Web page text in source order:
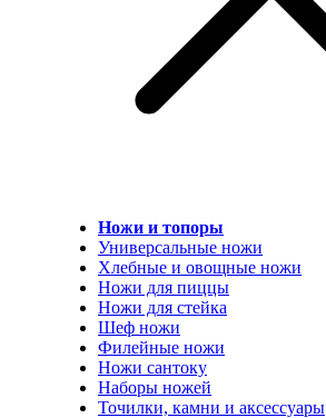
Ножи и топоры
Универсальные ножи
Хлебные и овощные ножи
Ножи для пиццы
Ножи для стейка
Шеф ножи
Филейные ножи
Ножи сантоку
Наборы ножей
Точилки, камни и аксессуары